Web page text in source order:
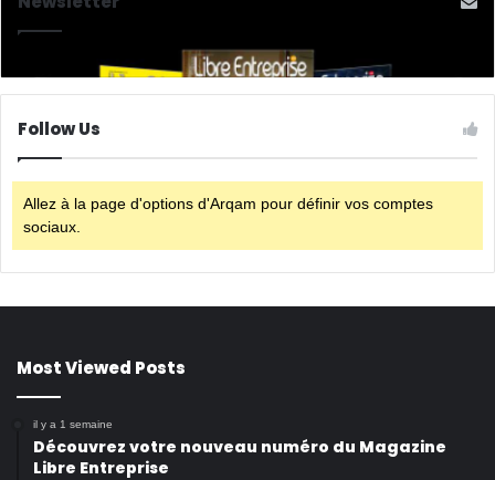
Follow Us
Allez à la page d'options d'Arqam pour définir vos comptes
sociaux.
Most Viewed Posts
il y a 1 semaine
Découvrez votre nouveau numéro du Magazine
Libre Entreprise